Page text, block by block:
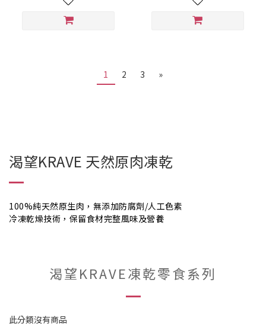
1 2 3 »
渴望KRAVE 天然原肉凍乾
100%純天然原生肉，無添加防腐劑/人工色素
冷凍乾燥技術，保留食材完整風味及營養
渴望KRAVE凍乾零食系列
此分類沒有商品